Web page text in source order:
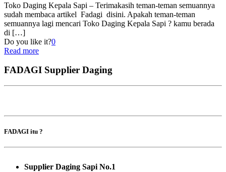
Toko Daging Kepala Sapi – Terimakasih teman-teman semuannya
sudah membaca artikel Fadagi disini. Apakah teman-teman
semuannya lagi mencari Toko Daging Kepala Sapi ? kamu berada
di […]
Do you like it?0
Read more
FADAGI Supplier Daging
FADAGI itu ?
Supplier Daging Sapi No.1